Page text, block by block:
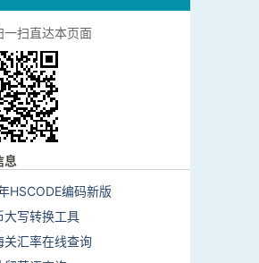
一扫直达本页面
息
HSCODE编码新版
大写转换工具
关汇率在线查询